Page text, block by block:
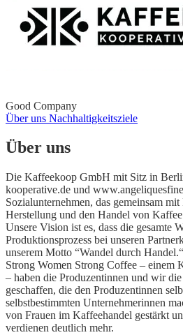
Good Company
Über uns Nachhaltigkeitsziele
Über uns
Die Kaffeekoop GmbH mit Sitz in
kooperative.de und
Sozialunternehmen, das gemeinsam
Herstellung und den Handel von
Unsere Vision ist es, dass die gesamte
Produktionsprozess bei unseren
unserem Motto “Wandel durch
Strong Women Strong Coffee – einem
– haben die Produzentinnen und wir
geschaffen, die den Produzentinnen
selbstbestimmten Unternehmerinnen
von Frauen im Kaffeehandel gestärkt
verdienen deutlich mehr.